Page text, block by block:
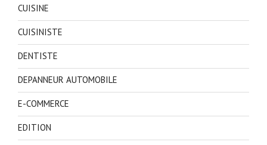
CUISINE
CUISINISTE
DENTISTE
DEPANNEUR AUTOMOBILE
E-COMMERCE
EDITION